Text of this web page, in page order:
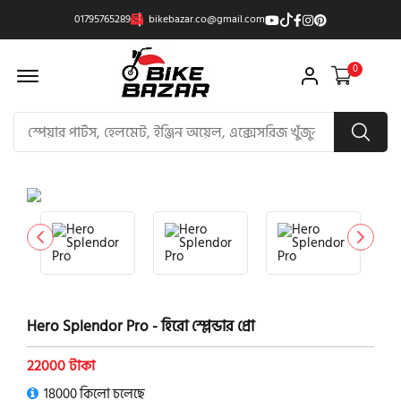
01795765289 bikebazar.co@gmail.com
Offcanvas Menu Open 0
product view
Hero Splendor Pro - হিরো স্প্লেন্ডার প্রো
22000 টাকা
18000 কিলো চলেছে